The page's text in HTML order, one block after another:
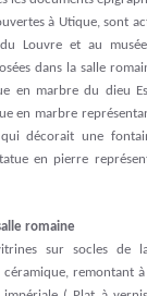
à Utique, sont
Louvre et au
dans la salle
en marbre du dieu
en marbre
décorait une
en pierre
romaine
sur socles de
céramique, remontant